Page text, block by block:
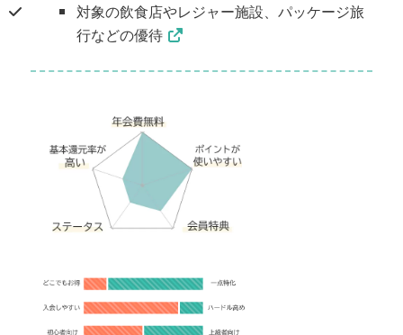
対象の飲食店やレジャー施設、パッケージ旅
行などの優待